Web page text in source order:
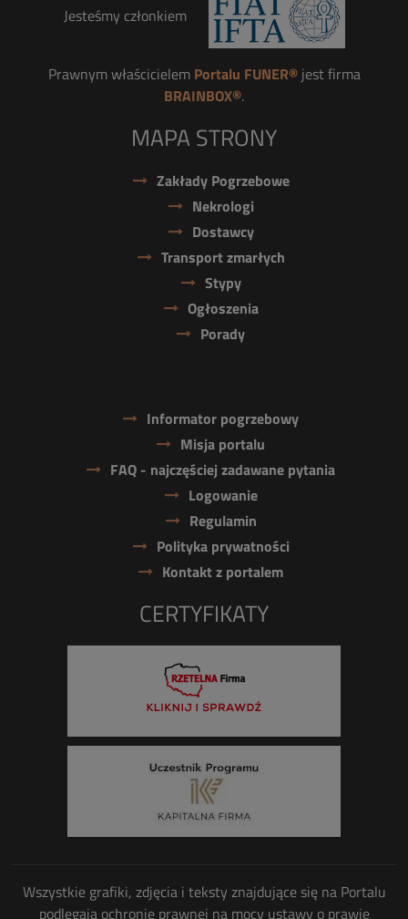
Jesteśmy członkiem
Prawnym właścicielem Portalu FUNER®jest firma
BRAINBOX®.
MAPA STRONY
Zakłady Pogrzebowe
Nekrologi
Dostawcy
Transport zmarłych
Stypy
Ogłoszenia
Porady
Informator pogrzebowy
Misja portalu
FAQ - najczęściej zadawane pytania
Logowanie
Regulamin
Polityka prywatności
Kontakt z portalem
CERTYFIKATY
Wszystkie grafiki, zdjęcia i teksty znajdujące się na Portalu
podlegają ochronie prawnej na mocy ustawy o prawie